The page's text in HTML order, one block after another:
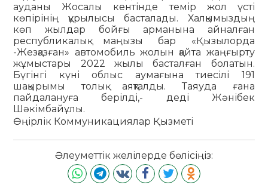
ауданы Жосалы кентінде темір жол үсті
көпірінің құрылысы басталады. Халқымыздың
көп жылдар бойғы арманына айналған
республикалық маңызы бар «Қызылорда
-Жезқазған» автомобиль жолын қайта жаңғырту
жұмыстары 2022 жылы басталған болатын.
Бүгінгі күні облыс аумағына тиесілі 191
шақырымы толық аяқталды. Таяуда ғана
пайдалануға берілді,- деді Жәнібек
Шәкімбайұлы.
Өңірлік Коммуникациялар Қызметі
Әлеуметтік желілерде бөлісіңіз: